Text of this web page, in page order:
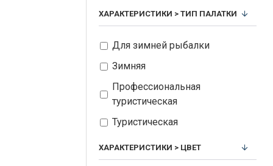
ХАРАКТЕРИСТИКИ > ТИП ПАЛАТКИ
Для зимней рыбалки
Зимняя
Профессиональная
туристическая
Туристическая
ХАРАКТЕРИСТИКИ > ЦВЕТ